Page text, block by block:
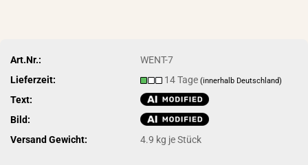
Art.Nr.:
WENT-7
Lieferzeit:
14 Tage(innerhalb Deutschland)
Text:
Bild:
Versand Gewicht:
4.9 kg je Stück